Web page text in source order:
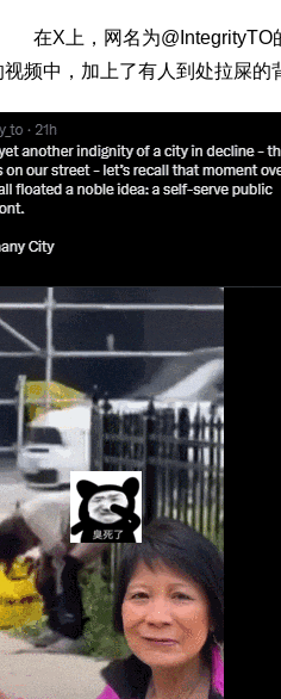
在X上，网名为@IntegrityTO
频中，加上了有人到处拉屎的